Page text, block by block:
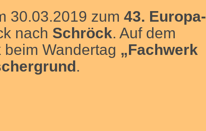
30.03.2019 zum 43. Europa-
nach Schröck. Auf dem
Wandertag „Fachwerk
.